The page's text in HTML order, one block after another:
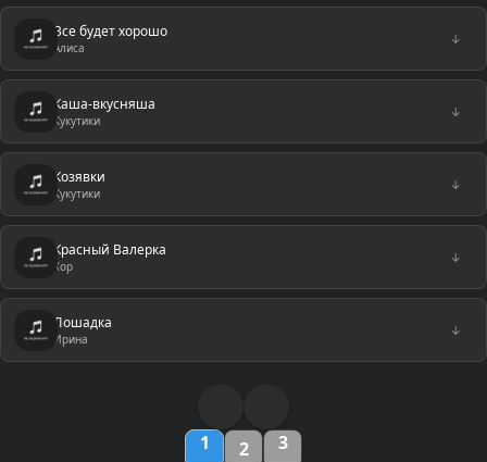
Все будет хорошо
Алиса
↓
Каша-вкусняша
Кукутики
↓
Козявки
Кукутики
↓
Красный Валерка
Хор
↓
Лошадка
Ирина
↓
1 2 3